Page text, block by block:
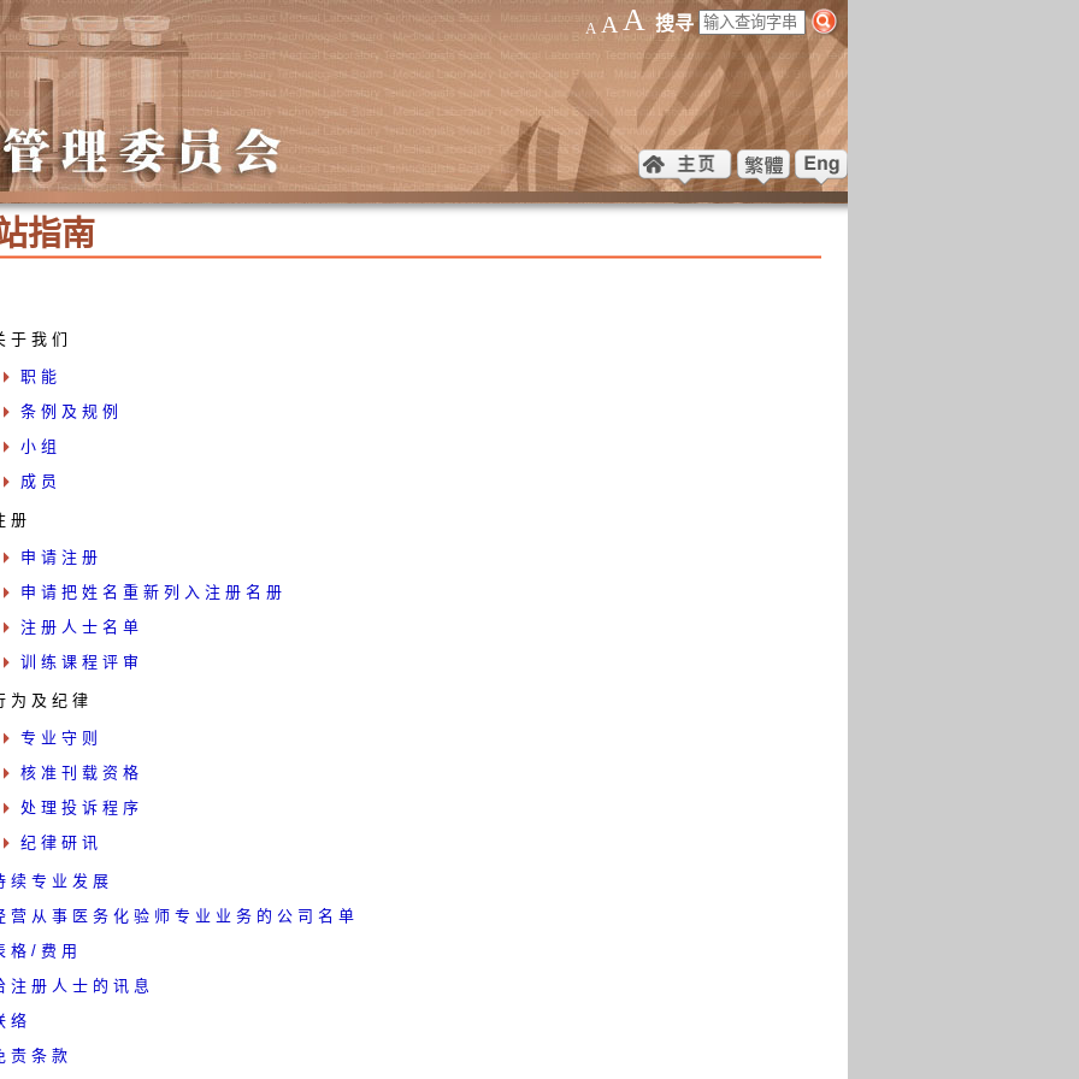
A A A 搜寻
指 南
于 我 们
职 能
条 例 及 规 例
小 组
成 员
册
申 请 注 册
申 请 把 姓 名 重 新 列 入 注 册 名 册
注 册 人 士 名 单
训 练 课 程 评 审
为 及 纪 律
专 业 守 则
核 准 刊 载 资 格
处 理 投 诉 程 序
纪 律 研 讯
续 专 业 发 展
营 从 事 医 务 化 验 师 专 业 业 务 的 公 司 名 单
格 / 费 用
注 册 人 士 的 讯 息
络
责 条 款